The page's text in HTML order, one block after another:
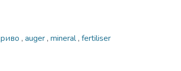
, auger, mineral, fertiliser